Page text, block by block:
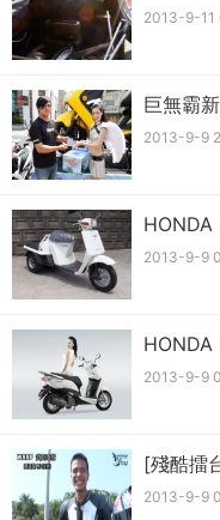
2013-9-11
巨無霸
2013-9-9
HONDA
2013-9-9
2013-9-9
[殘酷擂
2013-9-9